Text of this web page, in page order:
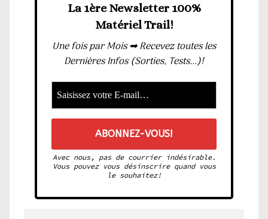
La 1ère Newsletter 100%
Matériel Trail!
Une fois par Mois ➡ Recevez toutes les
Dernières Infos (Sorties, Tests...)!
Avec nous, pas de courrier indésirable.
Vous pouvez vous désinscrire quand vous
le souhaitez!